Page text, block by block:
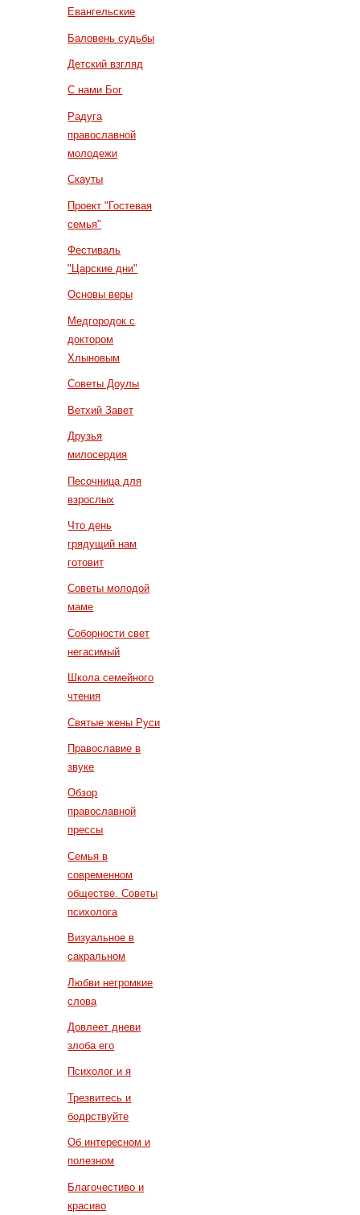
Евангельские
Баловень судьбы
Детский взгляд
С нами Бог
Радуга
православной
молодежи
Скауты
Проект "Гостевая
семья"
Фестиваль
"Царские дни"
Основы веры
Медгородок с
доктором
Хлыновым
Советы Доулы
Ветхий Завет
Друзья
милосердия
Песочница для
взрослых
Что день
грядущий нам
готовит
Советы молодой
маме
Соборности свет
негасимый
Школа семейного
чтения
Святые жены Руси
Православие в
звуке
Обзор
православной
прессы
Семья в
современном
обществе. Советы
психолога
Визуальное в
сакральном
Любви негромкие
слова
Довлеет дневи
злоба его
Психолог и я
Трезвитесь и
бодрствуйте
Об интересном и
полезном
Благочестиво и
красиво